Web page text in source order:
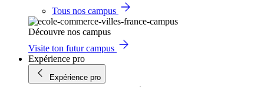
Tous nos campus
Découvre nos campus
Visite ton futur campus
Expérience pro
Expérience pro